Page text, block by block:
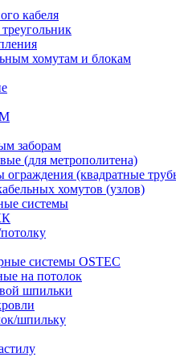
кабеля
хомутам и блокам
заборам
(для метрополитена)
ограждения (квадратные
хомутов (узлов)
системы
системы OSTEC
на потолок
шпильки
шпильку